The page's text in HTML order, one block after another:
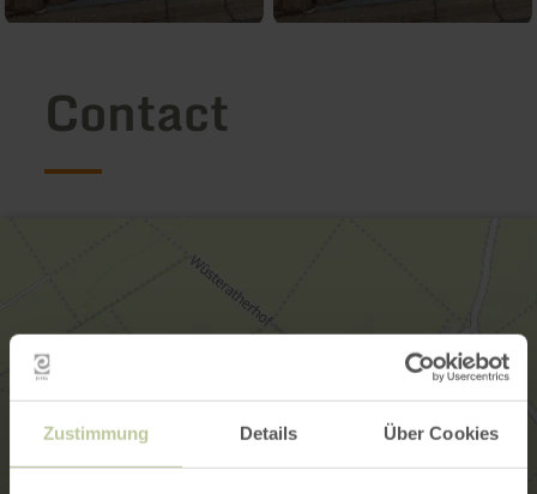
Zustimmung Details Über Cookies
Contact